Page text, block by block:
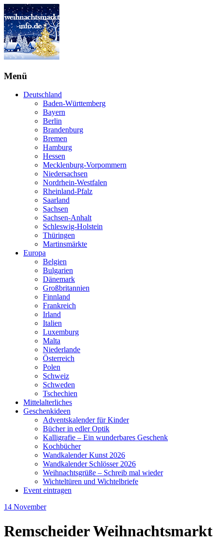
Menü
Deutschland
Baden-Württemberg
Bayern
Berlin
Brandenburg
Bremen
Hamburg
Hessen
Mecklenburg-Vorpommern
Niedersachsen
Nordrhein-Westfalen
Rheinland-Pfalz
Saarland
Sachsen
Sachsen-Anhalt
Schleswig-Holstein
Thüringen
Martinsmärkte
Europa
Belgien
Bulgarien
Dänemark
Großbritannien
Finnland
Frankreich
Irland
Italien
Luxemburg
Malta
Niederlande
Österreich
Polen
Schweiz
Schweden
Tschechien
Mittelalterliches
Geschenkideen
Adventskalender für Kinder
Bücher in edler Optik
Kalligrafie – Ein wunderbares Geschenk
Kochbücher
Wandkalender Kunst 2026
Wandkalender Schlösser 2026
Weihnachtsgrüße – Schreib mal wieder
Wichteltüren und Wichtelbriefe
Event eintragen
14 November
Remscheider Weihnachtsmarkt